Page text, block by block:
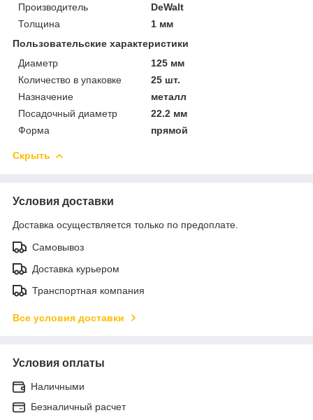
Производитель
DeWalt
Толщина
1 мм
Пользовательские характеристики
Диаметр
125 мм
Количество в упаковке
25 шт.
Назначение
металл
Посадочный диаметр
22.2 мм
Форма
прямой
Скрыть
Условия доставки
Доставка осуществляется только по предоплате.
Самовывоз
Доставка курьером
Транспортная компания
Все условия доставки
Условия оплаты
Наличными
Безналичный расчет